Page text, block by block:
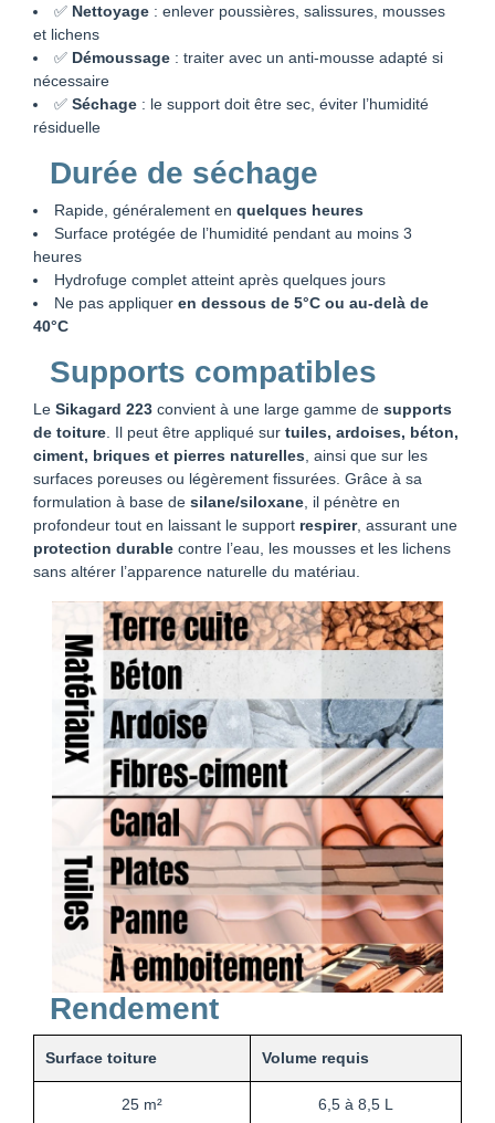
✅ Nettoyage : enlever poussières, salissures, mousses
et lichens
✅ Démoussage : traiter avec un anti-mousse adapté si
nécessaire
✅ Séchage : le support doit être sec, éviter l’humidité
résiduelle
Durée de séchage
Rapide, généralement en quelques heures
Surface protégée de l’humidité pendant au moins 3
heures
Hydrofuge complet atteint après quelques jours
Ne pas appliquer en dessous de 5°C ou au-delà de
40°C
Supports compatibles
Le Sikagard 223 convient à une large gamme de supports
de toiture . Il peut être appliqué sur tuiles, ardoises, béton,
ciment, briques et pierres naturelles , ainsi que sur les
surfaces poreuses ou légèrement fissurées. Grâce à sa
formulation à base de silane/siloxane , il pénètre en
profondeur tout en laissant le support respirer, assurant une
protection durable contre l’eau, les mousses et les lichens
sans altérer l’apparence naturelle du matériau.
Rendement
Surface toiture Volume requis
25 m² 6,5 à 8,5 L